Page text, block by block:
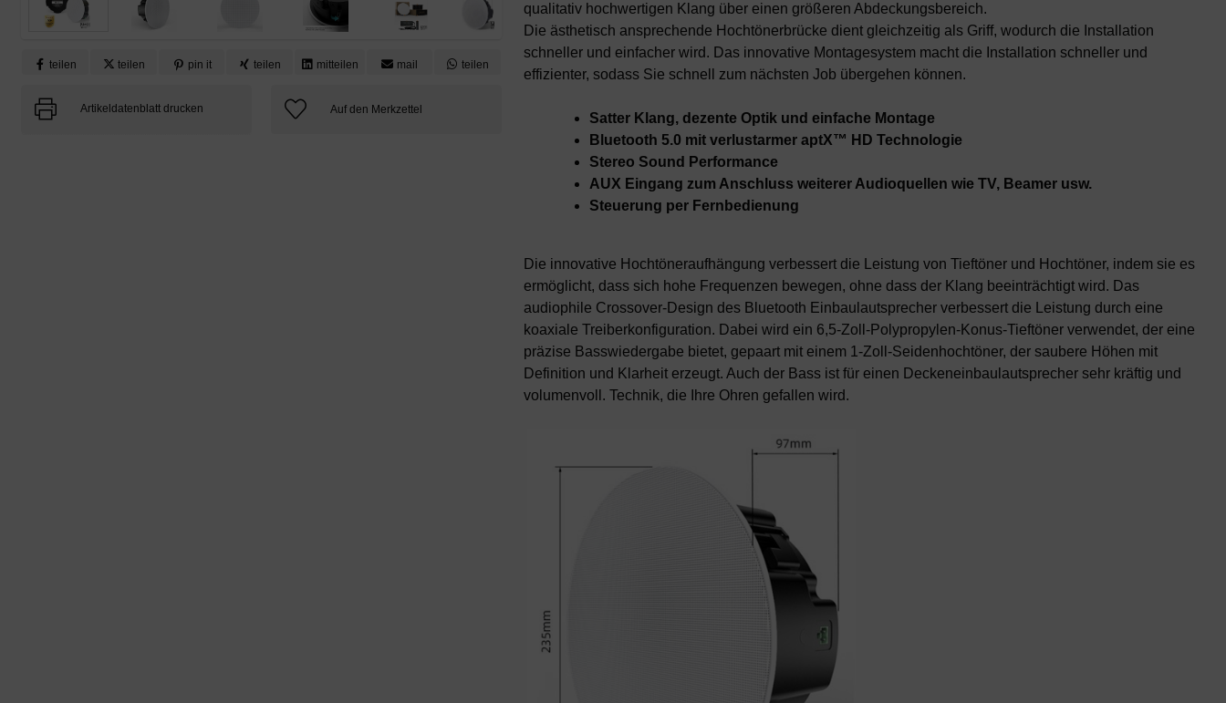
teilen teilen pin it teilen mitteilen mail teilen
Artikeldatenblatt drucken
qualitativ hochwertigen Klang über einen größeren Abdeckungsbereich.
Die ästhetisch ansprechende Hochtönerbrücke dient gleichzeitig als Griff, wodurch die Installation
schneller und einfacher wird. Das innovative Montagesystem macht die Installation schneller und
effizienter, sodass Sie schnell zum nächsten Job übergehen können.
Satter Klang, dezente Optik und einfache Montage
Bluetooth 5.0 mit verlustarmer aptX™ HD Technologie
Stereo Sound Performance
AUX Eingang zum Anschluss weiterer Audioquellen wie TV, Beamer usw.
Steuerung per Fernbedienung
Die innovative Hochtöneraufhängung verbessert die Leistung von Tieftöner und Hochtöner, indem sie es
ermöglicht, dass sich hohe Frequenzen bewegen, ohne dass der Klang beeinträchtigt wird. Das
audiophile Crossover-Design des Bluetooth Einbaulautsprecher verbessert die Leistung durch eine
koaxiale Treiberkonfiguration. Dabei wird ein 6,5-Zoll-Polypropylen-Konus-Tieftöner verwendet, der eine
präzise Basswiedergabe bietet, gepaart mit einem 1-Zoll-Seidenhochtöner, der saubere Höhen mit
Definition und Klarheit erzeugt. Auch der Bass ist für einen Deckeneinbaulautsprecher sehr kräftig und
volumenvoll. Technik, die Ihre Ohren gefallen wird.